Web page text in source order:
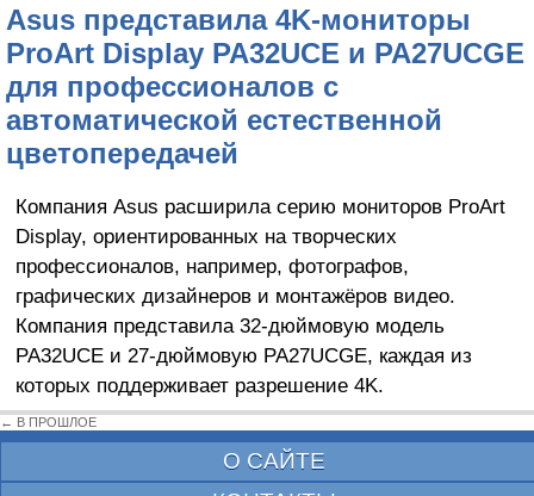
Asus представила 4K-мониторы
ProArt Display PA32UCE и PA27UCGE
для профессионалов с
автоматической естественной
цветопередачей
Компания Asus расширила серию мониторов ProArt
Display, ориентированных на творческих
профессионалов, например, фотографов,
графических дизайнеров и монтажёров видео.
Компания представила 32-дюймовую модель
PA32UCE и 27-дюймовую PA27UCGE, каждая из
которых поддерживает разрешение 4K.
← В ПРОШЛОЕ
О САЙТЕ